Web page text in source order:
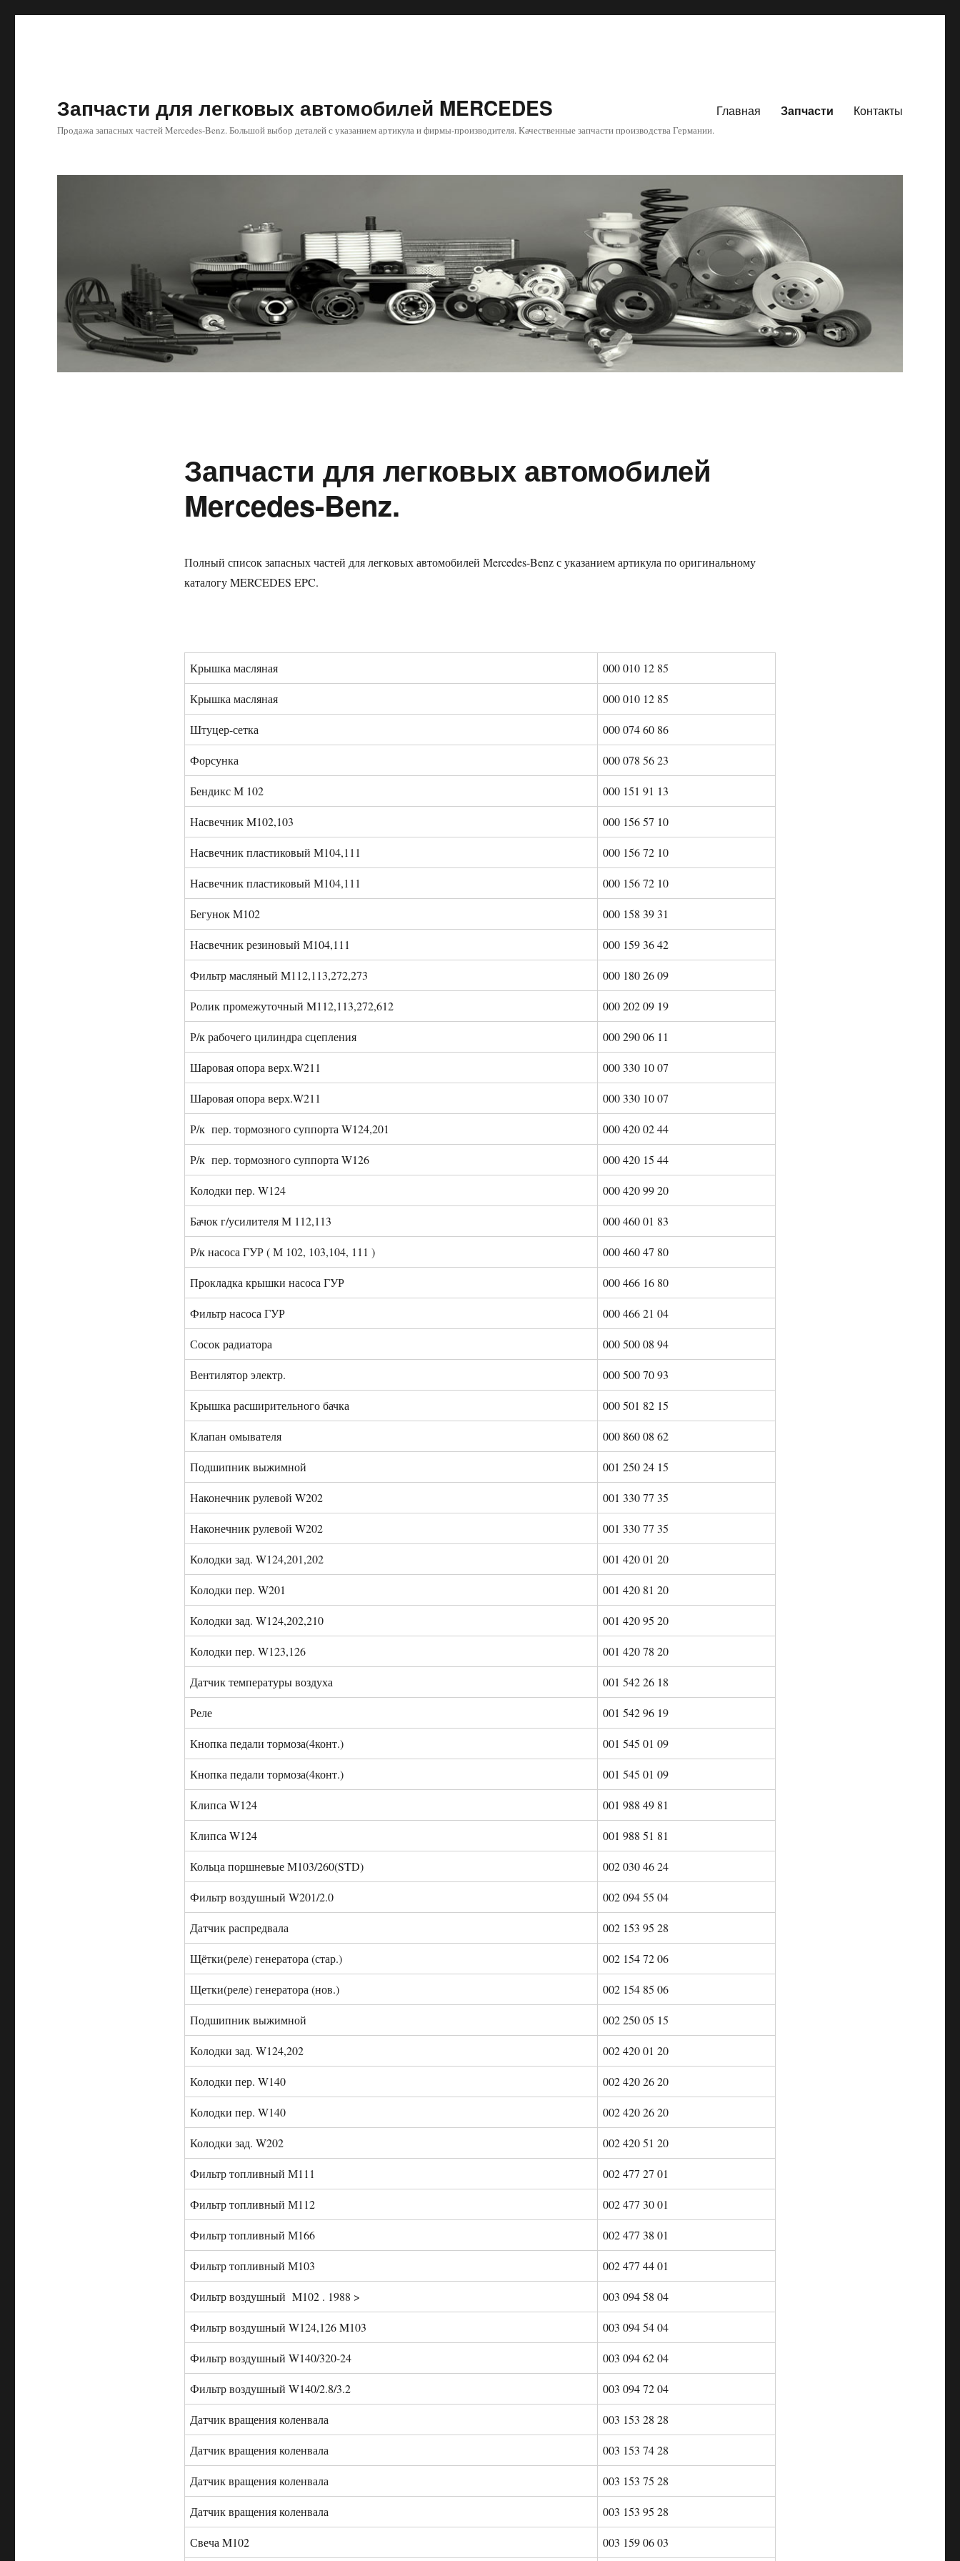
Запчасти для легковых автомобилей MERCEDES
Продажа запасных частей Mercedes-Benz. Большой выбор деталей с указанием артикула и фирмы-производителя. Качественные запчасти производства Германии.
Главная Запчасти Контакты
Запчасти для легковых автомобилей
Mercedes-Benz.
Полный список запасных частей для легковых автомобилей Mercedes-Benz с указанием артикула по оригинальному
каталогу MERCEDES EPC.
Крышка масляная 000 010 12 85
Крышка масляная 000 010 12 85
Штуцер-сетка 000 074 60 86
Форсунка 000 078 56 23
Бендикс М 102 000 151 91 13
Насвечник M102,103 000 156 57 10
Насвечник пластиковый М104,111 000 156 72 10
Насвечник пластиковый М104,111 000 156 72 10
Бегунок M102 000 158 39 31
Насвечник резиновый М104,111 000 159 36 42
Фильтр масляный M112,113,272,273 000 180 26 09
Ролик промежуточный M112,113,272,612 000 202 09 19
Р/к рабочего цилиндра сцепления 000 290 06 11
Шаровая опора верх.W211 000 330 10 07
Шаровая опора верх.W211 000 330 10 07
Р/к пер. тормозного суппорта W124,201 000 420 02 44
Р/к пер. тормозного суппорта W126 000 420 15 44
Колодки пер. W124 000 420 99 20
Бачок г/усилителя М 112,113 000 460 01 83
Р/к насоса ГУР ( М 102, 103,104, 111 ) 000 460 47 80
Прокладка крышки насоса ГУР 000 466 16 80
Фильтр насоса ГУР 000 466 21 04
Сосок радиатора 000 500 08 94
Вентилятор электр. 000 500 70 93
Крышка расширительного бачка 000 501 82 15
Клапан омывателя 000 860 08 62
Подшипник выжимной 001 250 24 15
Наконечник рулевой W202 001 330 77 35
Наконечник рулевой W202 001 330 77 35
Колодки зад. W124,201,202 001 420 01 20
Колодки пер. W201 001 420 81 20
Колодки зад. W124,202,210 001 420 95 20
Колодки пер. W123,126 001 420 78 20
Датчик температуры воздуха 001 542 26 18
Реле 001 542 96 19
Кнопка педали тормоза(4конт.) 001 545 01 09
Кнопка педали тормоза(4конт.) 001 545 01 09
Клипса W124 001 988 49 81
Клипса W124 001 988 51 81
Кольца поршневые М103/260(STD) 002 030 46 24
Фильтр воздушный W201/2.0 002 094 55 04
Датчик распредвала 002 153 95 28
Щётки(реле) генератора (стар.) 002 154 72 06
Щетки(реле) генератора (нов.) 002 154 85 06
Подшипник выжимной 002 250 05 15
Колодки зад. W124,202 002 420 01 20
Колодки пер. W140 002 420 26 20
Колодки пер. W140 002 420 26 20
Колодки зад. W202 002 420 51 20
Фильтр топливный М111 002 477 27 01
Фильтр топливный М112 002 477 30 01
Фильтр топливный М166 002 477 38 01
Фильтр топливный М103 002 477 44 01
Фильтр воздушный M102 . 1988 > 003 094 58 04
Фильтр воздушный W124,126 M103 003 094 54 04
Фильтр воздушный W140/320-24 003 094 62 04
Фильтр воздушный W140/2.8/3.2 003 094 72 04
Датчик вращения коленвала 003 153 28 28
Датчик вращения коленвала 003 153 74 28
Датчик вращения коленвала 003 153 75 28
Датчик вращения коленвала 003 153 95 28
Свеча M102 003 159 06 03